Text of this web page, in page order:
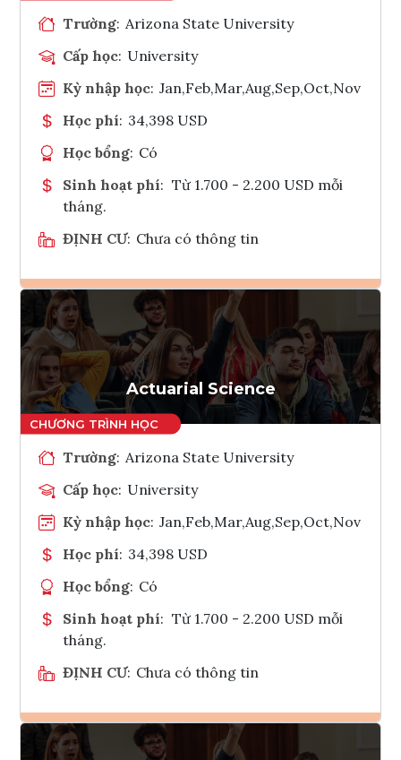
Trường: Arizona State University
Cấp học: University
Kỳ nhập học: Jan,Feb,Mar,Aug,Sep,Oct,Nov
Học phí: 34,398 USD
Học bổng: Có
Sinh hoạt phí: Từ 1.700 - 2.200 USD mỗi
tháng.
ĐỊNH CƯ: Chưa có thông tin
Ghi danh
Tham vấn Interlink
Actuarial Science
Trường: Arizona State University
Cấp học: University
Kỳ nhập học: Jan,Feb,Mar,Aug,Sep,Oct,Nov
Học phí: 34,398 USD
Học bổng: Có
Sinh hoạt phí: Từ 1.700 - 2.200 USD mỗi
tháng.
ĐỊNH CƯ: Chưa có thông tin
Ghi danh